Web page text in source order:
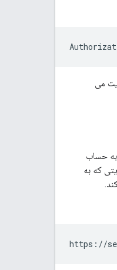
می
حساب
که به
https://